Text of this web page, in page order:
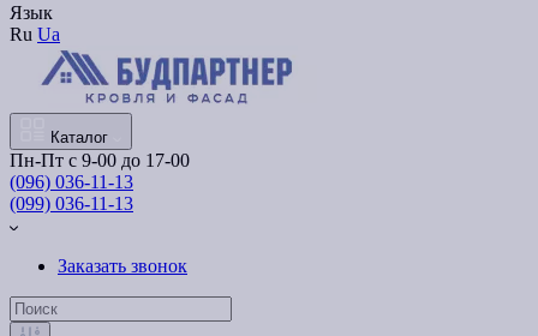
Язык
Ru Ua
Каталог
Пн-Пт с 9-00 до 17-00
(096) 036-11-13
(099) 036-11-13
Заказать звонок